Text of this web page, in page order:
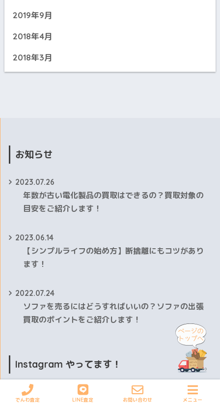
2019年9月
2018年4月
2018年3月
お知らせ
2023.07.26
年数が古い電化製品の買取はできるの？買取対象の
目安をご紹介します！
2023.06.14
【シンプルライフの始め方】断捨離にもコツがあり
ます！
2022.07.24
ソファを売るにはどうすればいいの？ソファの出張
買取のポイントをご紹介します！
Instagram やってます！
Follow Me
でんわ査定 LINE査定 お問い合わせ メニュー